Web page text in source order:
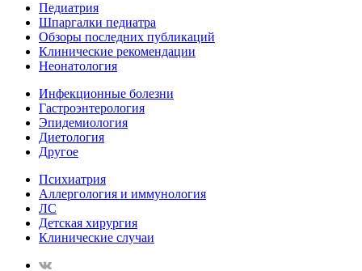
Педиатрия
Шпаргалки педиатра
Обзоры последних публикаций
Клинические рекомендации
Неонатология
Инфекционные болезни
Гастроэнтерология
Эпидемиология
Диетология
Другое
Психиатрия
Аллергология и иммунология
ЛС
Детская хирургия
Клинические случаи